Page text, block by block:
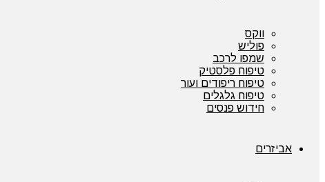
ווקס
פוליש
שמפו לרכב
טיפוח פלסטיק
טיפוח ריפודים ועור
טיפוח גלגלים
חידוש פנסים
אביזרים